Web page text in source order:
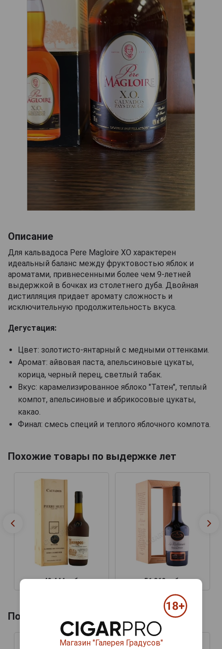
Описание
Для кальвадоса Pere Magloire XO характерен
идеальный баланс между фруктовостью яблок и
ароматами, привнесенными более чем 9-летней
выдержкой в бочках из столетнего дуба. Двойная
дистилляция придает аромату сложность и
исключительную продолжительность вкуса.
Дегустация:
Цвет: золотисто-янтарный с медными оттенками.
Аромат: айвовая паста, апельсиновые цукаты,
корица, черный перец, светлый табак.
Вкус: карамелизированное яблоко "Татен", теплый
компот, апельсиновые и абрикосовые цукаты,
какао.
Финал: смесь специй и теплого яблочного компота.
Похожие товары по выдержке лет
42 444 руб. 51 069 руб.
Похожие товары по году производства
Магазин "Галерея Градусов"